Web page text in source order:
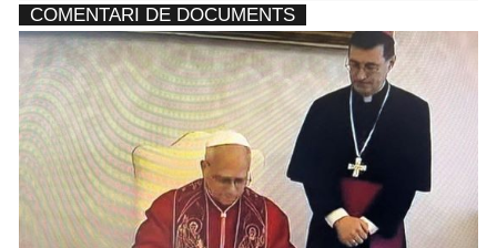
COMENTARI DE DOCUMENTS